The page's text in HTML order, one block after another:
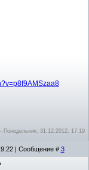
- Понедельник, 31.12.2012, 17:19
| Сообщение # 3